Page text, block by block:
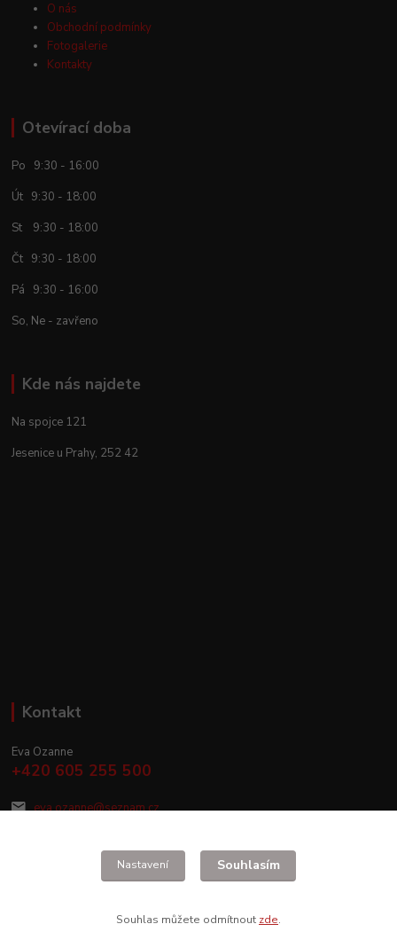
O nás
Obchodní podmínky
Fotogalerie
Kontakty
Otevírací doba
Po 9:30 - 16:00
Út 9:30 - 18:00
St 9:30 - 18:00
Čt 9:30 - 18:00
Pá 9:30 - 16:00
So, Ne - zavřeno
Kde nás najdete
Na spojce 121
Jesenice u Prahy, 252 42
Kontakt
Eva Ozanne
+420 605 255 500
eva.ozanne@seznam.cz
Nastavení Souhlasím
Souhlas můžete odmítnout zde.